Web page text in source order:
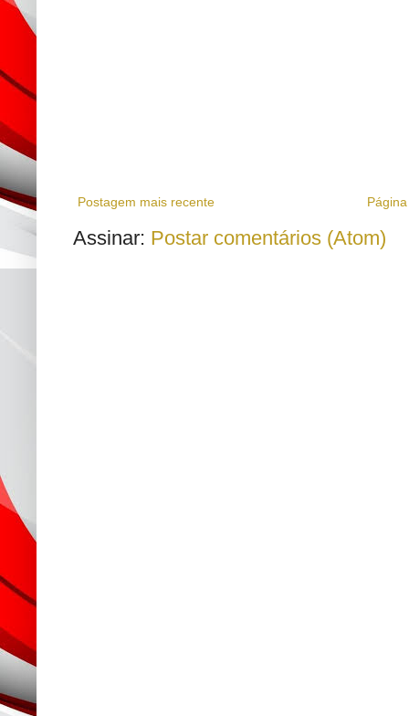
Postagem mais recente
Assinar: Postar comentários (Atom)